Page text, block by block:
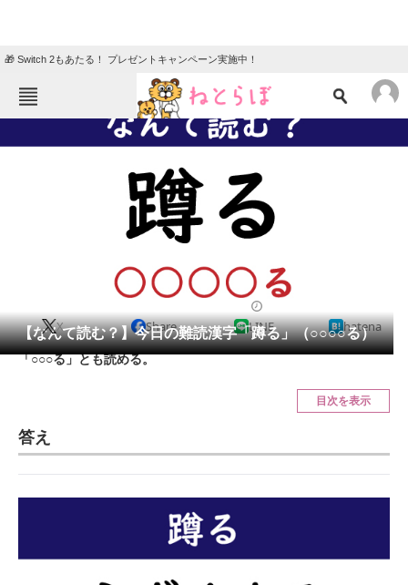
🎁 Switch 2もあたる！ プレゼントキャンペーン実施中！
ねとらぼメニュー
TOP ニュース
クイズ
地域
リサーチ
会員記事
ITの今と未来を見通す
進化するPCとデバイスの未来
【なんて読む？】今日の難読漢字「蹲る」（○○○○る）
X Share LINE hatena
「○○○る」とも読める。
目次を表示
答え